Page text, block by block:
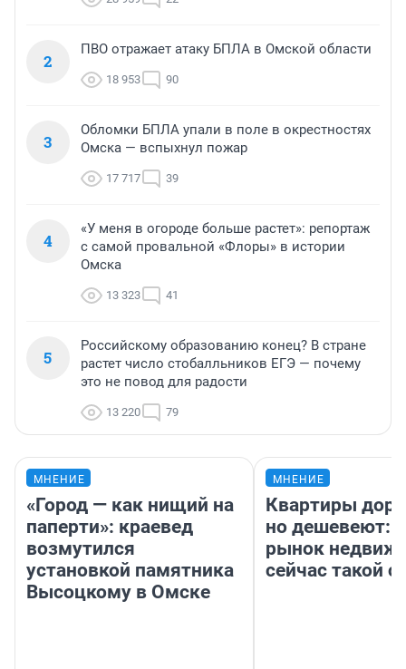
2
ПВО отражает атаку БПЛА в Омской области
18 953 90
3
Обломки БПЛА упали в поле в окрестностях
Омска — вспыхнул пожар
17 717 39
4
«У меня в огороде больше растет»: репортаж
с самой провальной «Флоры» в истории
Омска
13 323 41
5
Российскому образованию конец? В стране
растет число стобалльников ЕГЭ — почему
это не повод для радости
13 220 79
МНЕНИЕ
«Город — как нищий на
паперти»: краевед
возмутился
установкой памятника
Высоцкому в Омске
МНЕНИЕ
Квартиры
но дешевеют:
рынок
сейчас такой